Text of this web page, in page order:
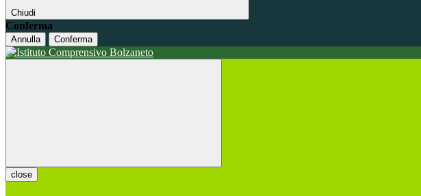
Chiudi
Conferma
Annulla Conferma
close